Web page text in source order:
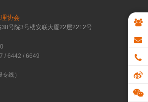
协会
号院3号楼安联大厦22层2212号
/ 6442 / 6649
线）